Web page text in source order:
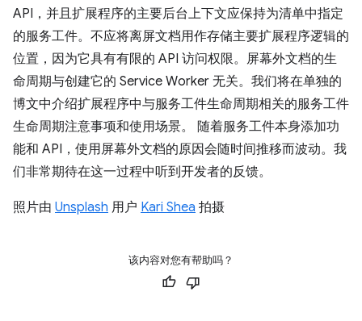
API，并且扩展程序的主要后台上下文应保持为清单中指定
的服务工件。不应将离屏文档用作存储主要扩展程序逻辑的
位置，因为它具有有限的 API 访问权限。屏幕外文档的生
命周期与创建它的 Service Worker 无关。我们将在单独的
博文中介绍扩展程序中与服务工件生命周期相关的服务工件
生命周期注意事项和使用场景。 随着服务工件本身添加功
能和 API，使用屏幕外文档的原因会随时间推移而波动。我
们非常期待在这一过程中听到开发者的反馈。
照片由 Unsplash 用户 Kari Shea 拍摄
该内容对您有帮助吗？